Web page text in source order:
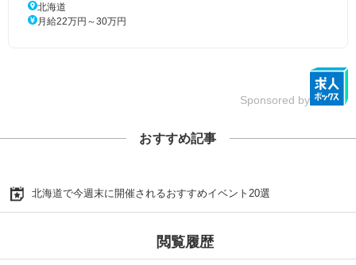
北海道
月給22万円～30万円
Sponsored by
おすすめ記事
北海道で今週末に開催されるおすすめイベント20選
閲覧履歴